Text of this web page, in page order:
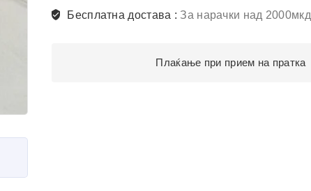
Бесплатна достава : За нарачки над 2000мкд
Плаќање при прием на пратка